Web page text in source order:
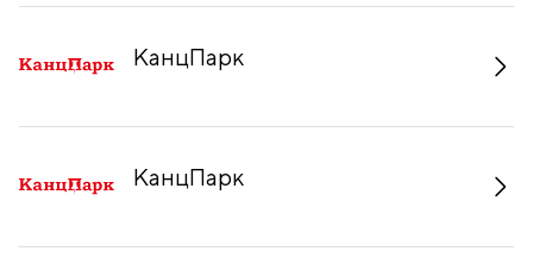
КанцПарк
КанцПарк